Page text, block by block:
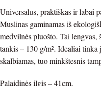
Universalus, praktiškas ir labai
Muslinas gaminamas iš
medvilnės pluošto. Tai
tankis – 130 g/m². Idealiai
skalbiamas, tuo minkštesnis
Palaidinės ilgis – 41cm.